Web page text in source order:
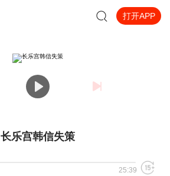
打开APP
长乐宫韩信失策
25:39